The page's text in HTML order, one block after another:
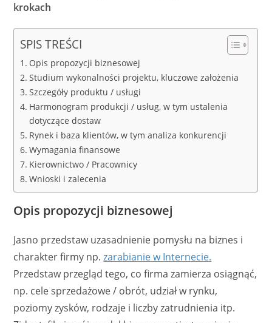
krokach
SPIS TREŚCI
Opis propozycji biznesowej
Studium wykonalności projektu, kluczowe założenia
Szczegóły produktu / usługi
Harmonogram produkcji / usług, w tym ustalenia
dotyczące dostaw
Rynek i baza klientów, w tym analiza konkurencji
Wymagania finansowe
Kierownictwo / Pracownicy
Wnioski i zalecenia
Opis propozycji biznesowej
Jasno przedstaw uzasadnienie pomysłu na biznes i
charakter firmy np.zarabianie w Internecie.
Przedstaw przegląd tego, co firma zamierza osiągnąć,
np. cele sprzedażowe / obrót, udział w rynku,
poziomy zysków, rodzaje i liczby zatrudnienia itp.